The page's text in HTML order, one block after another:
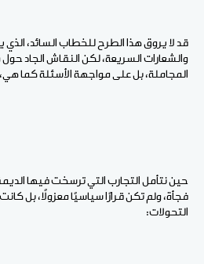
قد لا يروق هذا الطرح للخطاب السائد، الذي
والشعارات السريعة، لكن النقاش الجاد
المجاملة، بل على مواجهة الأسئلة كما
حين نتأمل التجارب التي ترسخت فيها
فجأة، ولم تكن قرارًا سياسيًا معزولًا، بل
التحولات: